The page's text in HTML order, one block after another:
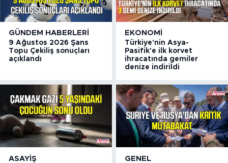
GÜNDEM HABERLERI
9 Ağustos 2026 Şans
Topu Çekiliş sonuçları
açıklandı
EKONOMI
Türkiye'nin Asya-
Pasifik'e ilk korvet
ihracatında gemiler
denize indirildi
ASAYIŞ GENEL